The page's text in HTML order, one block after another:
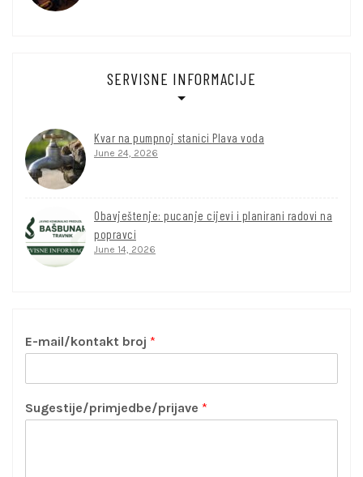
SERVISNE INFORMACIJE
Kvar na pumpnoj stanici Plava voda
June 24, 2026
Obavještenje: pucanje cijevi i planirani radovi na
popravci
June 14, 2026
E-mail/kontakt broj *
Sugestije/primjedbe/prijave *